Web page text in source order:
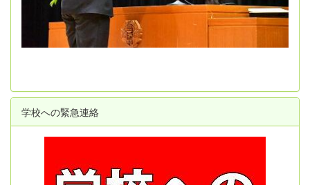
学校への緊急連絡